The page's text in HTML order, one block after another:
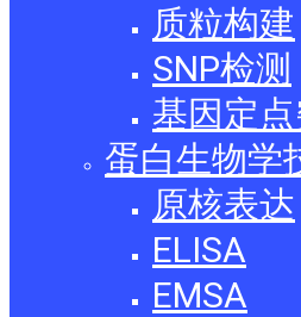
质粒构建
SNP检测
基因定
蛋白生物学
原核表达
ELISA
EMSA